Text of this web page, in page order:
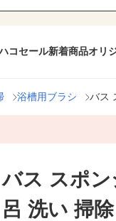
コセール新着商品オリ
浴槽用ブラシ バス
バス スポ
呂 洗い 掃